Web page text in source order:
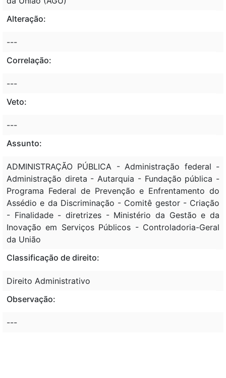
Alteração:
---
Correlação:
---
Veto:
---
Assunto:
ADMINISTRAÇÃO PÚBLICA - Administração federal -
Administração direta - Autarquia - Fundação pública -
Programa Federal de Prevenção e Enfrentamento do
Assédio e da Discriminação - Comitê gestor - Criação
- Finalidade - diretrizes - Ministério da Gestão e da
Inovação em Serviços Públicos - Controladoria-Geral
da União
Classificação de direito:
Direito Administrativo
Observação:
---